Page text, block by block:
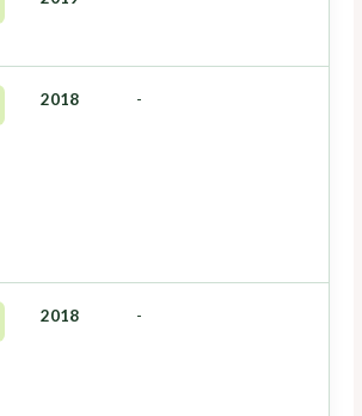
2018 -
2018 -